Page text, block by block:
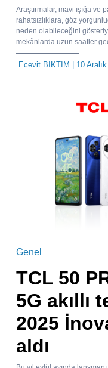
Araştırmalar, mavi ışığa
rahatsızlıklara, göz
neden olabileceğini
mekânlarda uzun saatler
Ecevit BIKTIM | 10
Genel
TCL 50
5G akıllı
2025
aldı